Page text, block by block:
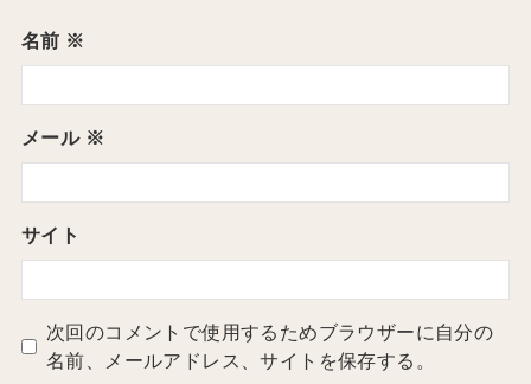
名前 ※
メール ※
サイト
次回のコメントで使用するためブラウザーに自分の
名前、メールアドレス、サイトを保存する。